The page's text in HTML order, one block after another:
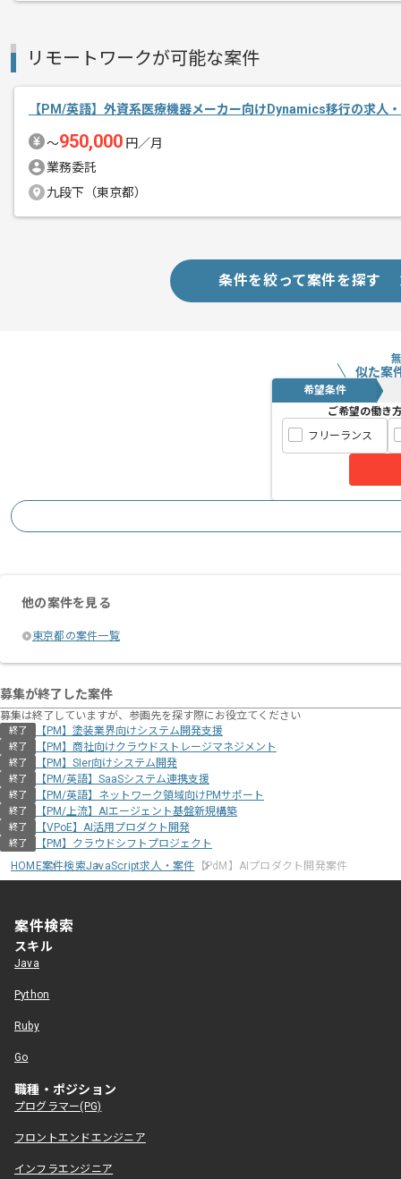
経験豊富なメンバーと成長が出来る環
スキルアップされたい方、長期的に参
リモートワークが可能な案件
【PM/英語】外資系医療機器メーカー向けDynamics移行の求人
〜950,000 円／月
業務委託
九段下（東京都）
条件を絞って案件を探す
似た案
希望条件
ご希望の働き
フリーランス
他の案件を見る
東京都の案件一覧
募集が終了した案件
募集は終了していますが、参画先を探す際にお役立てください
終了 【PM】塗装業界向けシステム開発支援
終了 【PM】商社向けクラウドストレージマネジメント
終了 【PM】SIer向けシステム開発
終了 【PM/英語】SaaSシステム連携支援
終了 【PM/英語】ネットワーク領域向けPMサポート
終了 【PM/上流】AIエージェント基盤新規構築
終了 【VPoE】AI活用プロダクト開発
終了
【PM】クラウドシフトプロジェクト
HOME案件検索JavaScript求人・案件 【PdM】AIプロダクト開発案件
案件検索
スキル
Java
Python
Ruby
Go
職種・ポジション
プログラマー(PG)
フロントエンドエンジニア
インフラエンジニア